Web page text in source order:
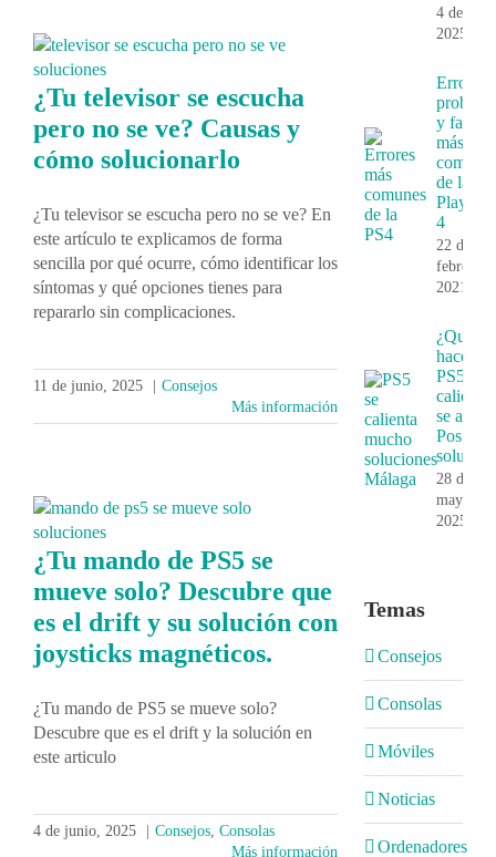
¿Tu televisor se escucha
pero no se ve? Causas y
cómo solucionarlo
¿Tu televisor se escucha pero no se ve? En
este artículo te explicamos de forma
sencilla por qué ocurre, cómo identificar los
síntomas y qué opciones tienes para
repararlo sin complicaciones.
11 de junio, 2025
Consejos
Más información
¿Tu mando de PS5 se
mueve solo? Descubre que
es el drift y su solución con
joysticks magnéticos.
¿Tu mando de PS5 se mueve solo?
Descubre que es el drift y la solución en
este articulo
4 de junio, 2025 Consejos, Consolas
Más información
4 de
2025
Errores,
y fallos
más
de la
4
22 de
febrero,
2021
¿Que
hace si
PS5 se
calienta
se
Posibles
28 de
mayo,
2025
Temas
Consejos
Consolas
Móviles
Noticias
Ordenadores